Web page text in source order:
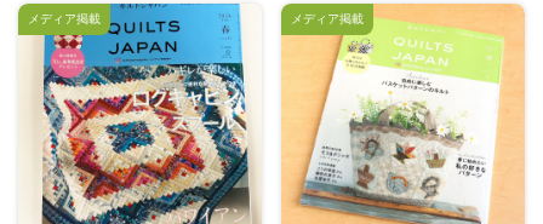
メディア掲載 メディア掲載